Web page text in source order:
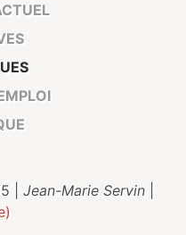
| Jean-Marie Servin